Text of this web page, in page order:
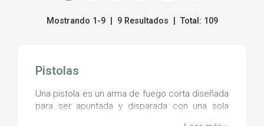
Mostrando 1-9 | 9 Resultados | Total: 109
Pistolas
Una pistola es un arma de fuego corta diseñada
para ser apuntada y disparada con una sola